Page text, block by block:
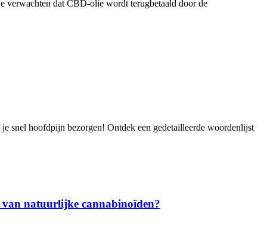
verwachten dat CBD-olie wordt terugbetaald door de
snel hoofdpijn bezorgen! Ontdek een gedetailleerde woordenlijst
van natuurlijke cannabinoïden?